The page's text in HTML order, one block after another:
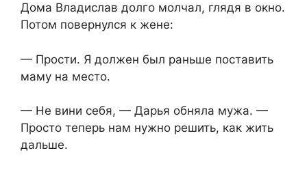
Дома Владислав долго молчал, глядя в окно.
Потом повернулся к жене:
— Прости. Я должен был раньше поставить
маму на место.
— Не вини себя, — Дарья обняла мужа. —
Просто теперь нам нужно решить, как жить
дальше.